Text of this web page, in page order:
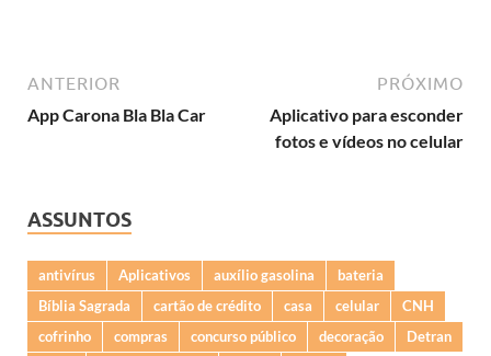
ANTERIOR
App Carona Bla Bla Car
PRÓXIMO
Aplicativo para esconder
fotos e vídeos no celular
ASSUNTOS
antivírus Aplicativos auxílio gasolina
bateria
Bíblia Sagrada
cartão de crédito casa celular
CNH
cofrinho
compras concurso público decoração
Detran